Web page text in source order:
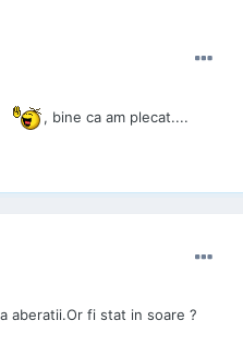
, bine ca am plecat....
aberatii.Or fi stat in soare ?